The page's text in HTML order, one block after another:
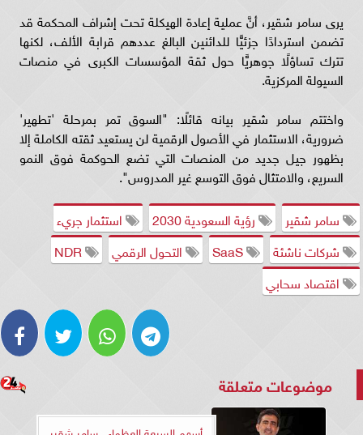
يرى سامر شقير، أنَّ عملية إعادة الهيكلة تحت إشراف المحكمة قد
تضمن استردادًا جزئيًّا للدائنين البالغ عددهم قرابة الألف، لكنها
تترك تساؤلًا جوهريًّا حول ثقة المؤسسات الكبرى في منصات
السيولة المركزية.
واختتم سامر شقير بيانه قائلًا: "السوق تمر بمرحلة 'تطهير'
ضرورية، الاستثمار في الأصول الرقمية لن يستعيد ثقته الكاملة إلا
بظهور جيل جديد من المنصات التي تضع الحوكمة فوق النمو
السريع، والامتثال فوق التوسع غير المدروس".
سامر شقير
رؤية السعودية 2030
استثمار جريء
شركات ناشئة
التحول الرقمي
اقتصاد سحابي
موضوعات متعلقة